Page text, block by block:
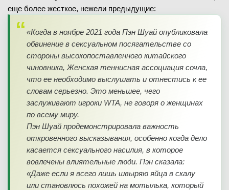
еще более жесткое, нежели предыдущие:
«Когда в ноябре 2021 года Пэн Шуай опубликовала
обвинение в сексуальном посягательстве со
стороны высокопоставленного китайского
чиновника, Женская теннисная ассоциация сочла,
что ее необходимо выслушать и отнестись к ее
словам серьезно. Это меньшее, чего
заслуживают игроки WTA, не говоря о женщинах
по всему миру.
Пэн Шуай продемонстрировала важность
откровенного высказывания, особенно когда дело
касается сексуального насилия, в которое
вовлечены влиятельные люди. Пэн сказала:
«Даже если я всего лишь швыряю яйца в скалу
или становлюсь похожей на мотылька, который